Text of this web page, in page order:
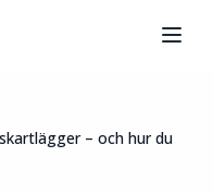
– och hur du